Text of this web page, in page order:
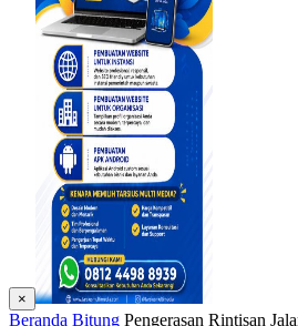
×
Beranda Bitung Pengerasan Rintisan